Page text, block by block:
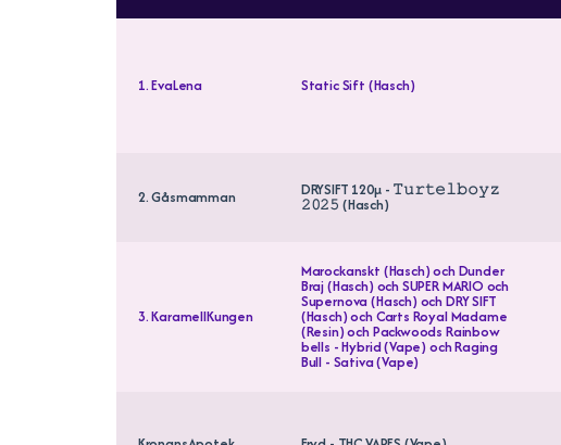
1. EvaLena Static Sift (Hasch)
2. Gåsmamman DRYSIFT 120µ - 𝚃𝚞𝚛𝚝𝚎𝚕𝚋𝚘𝚢𝚣
𝟸𝟶𝟸𝟻 (Hasch)
3. KaramellKungen
Marockanskt (Hasch) och Dunder
Braj (Hasch) och SUPER MARIO och
Supernova (Hasch) och DRY SIFT
(Hasch) och Carts Royal Madame
(Resin) och Packwoods Rainbow
bells - Hybrid (Vape) och Raging
Bull - Sativa (Vape)